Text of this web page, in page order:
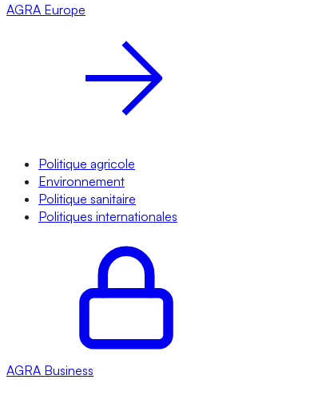
AGRA Europe
Politique agricole
Environnement
Politique sanitaire
Politiques internationales
AGRA Business